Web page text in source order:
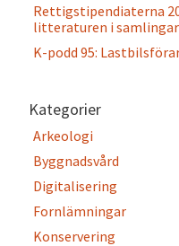
Rettigstipendiaterna
litteraturen i
K-podd 95:
Kategorier
Arkeologi
Byggnadsvård
Digitalisering
Fornlämningar
Konservering